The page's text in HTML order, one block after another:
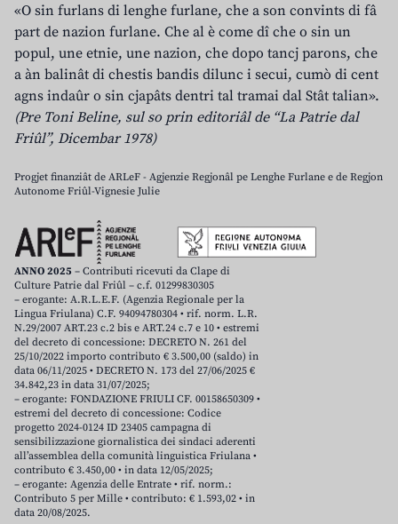
«O sin furlans di lenghe furlane, che a son convints di fâ
part de nazion furlane. Che al è come dî che o sin un
popul, une etnie, une nazion, che dopo tancj parons, che
a àn balinât di chestis bandis dilunc i secui, cumò di cent
agns indaûr o sin cjapâts dentri tal tramai dal Stât talian».
(Pre Toni Beline, sul so prin editoriâl de “La Patrie dal
Friûl”, Dicembar 1978)
Progjet finanziât de ARLeF - Agjenzie Regjonâl pe Lenghe Furlane e de Regjon
Autonome Friûl-Vignesie Julie
ANNO 2025 – Contributi ricevuti da Clape di
Culture Patrie dal Friûl – c.f. 01299830305
– erogante: A.R.L.E.F. (Agenzia Regionale per la
Lingua Friulana) C.F. 94094780304 • rif. norm. L.R.
N.29/2007 ART.23 c.2 bis e ART.24 c.7 e 10 • estremi
del decreto di concessione: DECRETO N. 261 del
25/10/2022 importo contributo € 3.500,00 (saldo) in
data 06/11/2025 • DECRETO N. 173 del 27/06/2025 €
34.842,23 in data 31/07/2025;
– erogante: FONDAZIONE FRIULI CF. 00158650309 •
estremi del decreto di concessione: Codice
progetto 2024-0124 ID 23405 campagna di
sensibilizzazione giornalistica dei sindaci aderenti
all’assemblea della comunità linguistica Friulana •
contributo € 3.450,00 • in data 12/05/2025;
– erogante: Agenzia delle Entrate • rif. norm.:
Contributo 5 per Mille • contributo: € 1.593,02 • in
data 20/08/2025.